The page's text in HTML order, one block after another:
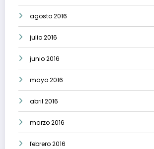
agosto 2016
julio 2016
junio 2016
mayo 2016
abril 2016
marzo 2016
febrero 2016